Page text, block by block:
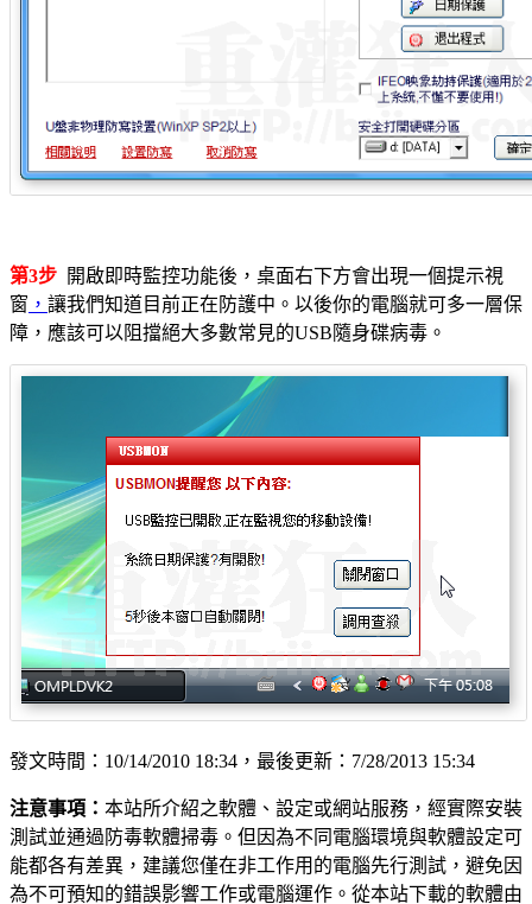
第3步 開啟即時監控功能後，桌面右下方會出現一個提示視
窗 ， 讓我們知道目前正在防護中。以後你的電腦就可多一層保
障，應該可以阻擋絕大多數常見的USB隨身碟病毒。
發文時間：10/14/2010 18:34，最後更新：7/28/2013 15:34
注意事項： 本站所介紹之軟體、設定或網站服務，經實際安裝
測試並通過防毒軟體掃毒。但因為不同電腦環境與軟體設定可
能都各有差異，建議您僅在非工作用的電腦先行測試，避免因
為不可預知的錯誤影響工作或電腦運作。從本站下載的軟體由